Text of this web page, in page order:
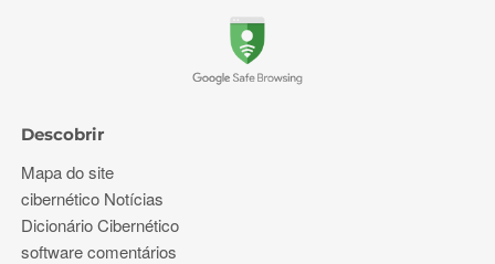
Descobrir
Mapa do site
cibernético Notícias
Dicionário Cibernético
software comentários